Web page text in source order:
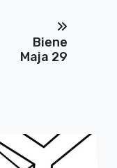
Biene
Maja 29